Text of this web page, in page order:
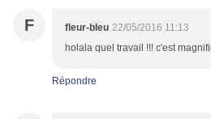
F fleur-bleu 22/05/2016 11:13
holala quel travail !!! c'est
Répondre